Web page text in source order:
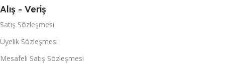
Alış - Veriş
Satış Sözleşmesi
Üyelik Sözleşmesi
Mesafeli Satış Sözleşmesi